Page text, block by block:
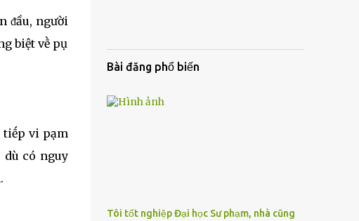
ᵭầu, người
biệt vḕ pҺụ
tiḗp vi pҺạm
dù có nguy
Bài đăng phổ biến
Tôi tốt nghiệp Đại học Sư phạm, nhà cũng